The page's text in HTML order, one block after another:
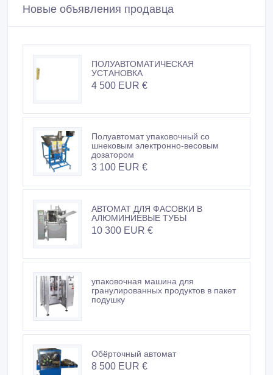
Новые объявления продавца
ПОЛУАВТОМАТИЧЕСКАЯ
УСТАНОВКА
4 500 EUR €
Полуавтомат упаковочный со
шнековым электронно-весовым
дозатором
3 100 EUR €
АВТОМАТ ДЛЯ ФАСОВКИ В
АЛЮМИНИЕВЫЕ ТУБЫ
10 300 EUR €
упаковочная машина для
гранулированных продуктов в пакет
подушку
Обёрточный автомат
8 500 EUR €